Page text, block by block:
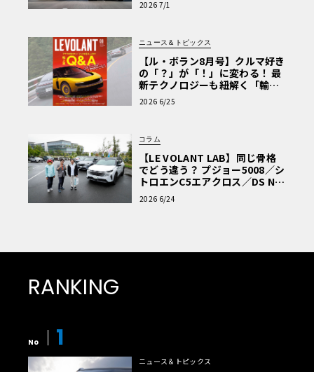
2026 7/1
ニュース＆トピックス
【ル・ボラン8月号】クルマ好き
の「？」が「！」に変わる！ 最
新テクノロジーも紐解く「輸入
車Q&A」
2026 6/25
コラム
【LE VOLANT LAB】同じ骨格
でどう違う？ プジョー5008／シ
トロエンC5エアクロス／DS Nº4
読者一気乗りレポート
2026 6/24
RANKING
No 1
ニュース＆トピックス